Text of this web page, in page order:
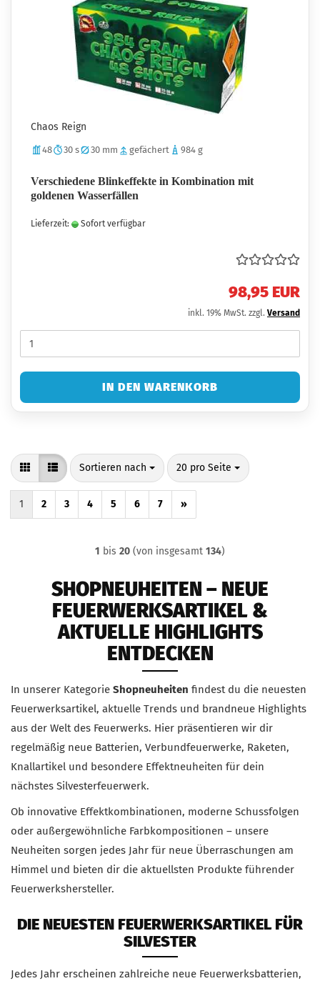
Chaos Reign
48 30 s 30 mm gefächert 984 g
Verschiedene Blinkeffekte in Kombination mit
goldenen Wasserfällen
Lieferzeit: Sofort verfügbar
98,95 EUR
inkl. 19% MwSt. zzgl. Versand
IN DEN WARENKORB
Sortieren nach
Sortieren nach 20 pro Seite
pro Seite
1 2 3 4 5 6 7 »
1 bis 20 (von insgesamt 134)
SHOPNEUHEITEN – NEUE
FEUERWERKSARTIKEL &
AKTUELLE HIGHLIGHTS
ENTDECKEN
In unserer Kategorie Shopneuheiten findest du die neuesten
Feuerwerksartikel, aktuelle Trends und brandneue Highlights
aus der Welt des Feuerwerks. Hier präsentieren wir dir
regelmäßig neue Batterien, Verbundfeuerwerke, Raketen,
Knallartikel und besondere Effektneuheiten für dein
nächstes Silvesterfeuerwerk.
Ob innovative Effektkombinationen, moderne Schussfolgen
oder außergewöhnliche Farbkompositionen – unsere
Neuheiten sorgen jedes Jahr für neue Überraschungen am
Himmel und bieten dir die aktuellsten Produkte führender
Feuerwerkshersteller.
DIE NEUESTEN FEUERWERKSARTIKEL FÜR
SILVESTER
Jedes Jahr erscheinen zahlreiche neue Feuerwerksbatterien,